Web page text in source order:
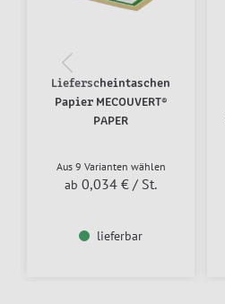
Lieferscheintaschen
Papier MECOUVERT®
PAPER
Aus 9 Varianten wählen
ab 0,034 € / St.
lieferbar